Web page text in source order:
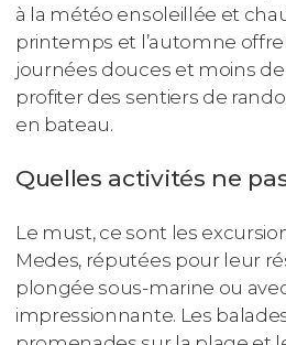
à la météo ensoleillée et
printemps et l’automne
journées douces et moins
profiter des sentiers de
en bateau.
Quelles activités ne
Le must, ce sont les
Medes, réputées pour leur
plongée sous-marine ou
impressionnante. Les